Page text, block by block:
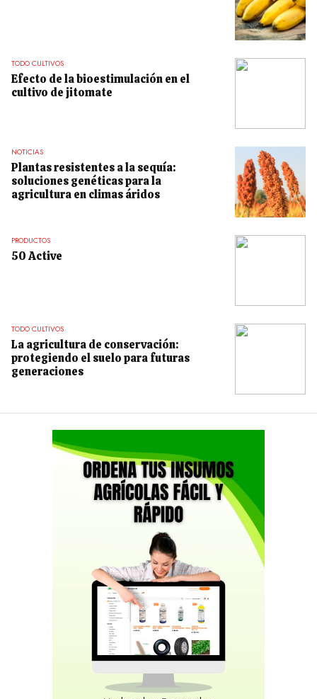
TODO CULTIVOS
Efecto de la bioestimulación en el
cultivo de jitomate
NOTICIAS
Plantas resistentes a la sequía:
soluciones genéticas para la
agricultura en climas áridos
PRODUCTOS
50 Active
TODO CULTIVOS
La agricultura de conservación:
protegiendo el suelo para futuras
generaciones